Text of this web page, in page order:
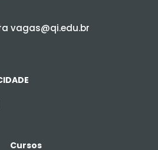
vagas@qi.edu.br
Cursos